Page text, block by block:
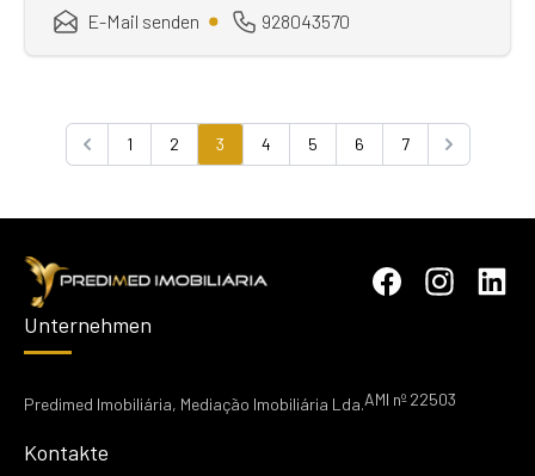
E-Mail senden 928043570
Previous
1 2 3 4 5 6 7
Next
Unternehmen
Predimed Imobiliária, Mediação Imobiliária Lda.AMI nº 22503
Kontakte